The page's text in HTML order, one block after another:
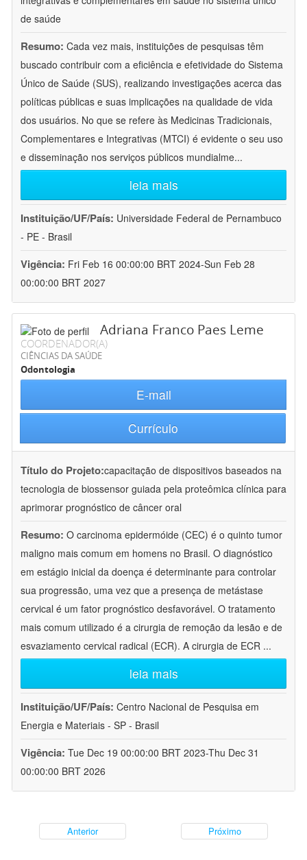
de saúde
Resumo: Cada vez mais, instituições de pesquisas têm
buscado contribuir com a eficiência e efetividade do Sistema
Único de Saúde (SUS), realizando investigações acerca das
políticas públicas e suas implicações na qualidade de vida
dos usuários. No que se refere às Medicinas Tradicionais,
Complementares e Integrativas (MTCI) é evidente o seu uso
e disseminação nos serviços públicos mundialme...
leia mais
Instituição/UF/País: Universidade Federal de Pernambuco
- PE - Brasil
Vigência: Fri Feb 16 00:00:00 BRT 2024-Sun Feb 28
00:00:00 BRT 2027
Adriana Franco Paes Leme
COORDENADOR(A)
CIÊNCIAS DA SAÚDE
Odontologia
E-mail
Currículo
Título do Projeto:capacitação de dispositivos baseados na
tecnologia de biossensor guiada pela proteômica clínica para
aprimorar prognóstico de câncer oral
Resumo: O carcinoma epidermóide (CEC) é o quinto tumor
maligno mais comum em homens no Brasil. O diagnóstico
em estágio inicial da doença é determinante para controlar
sua progressão, uma vez que a presença de metástase
cervical é um fator prognóstico desfavorável. O tratamento
mais comum utilizado é a cirurgia de remoção da lesão e de
esvaziamento cervical radical (ECR). A cirurgia de ECR ...
leia mais
Instituição/UF/País: Centro Nacional de Pesquisa em
Energia e Materiais - SP - Brasil
Vigência: Tue Dec 19 00:00:00 BRT 2023-Thu Dec 31
00:00:00 BRT 2026
Anterior Próximo